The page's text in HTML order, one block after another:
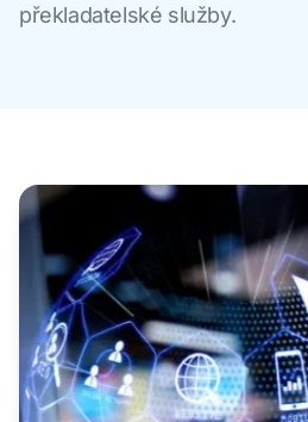
překladatelské služby.